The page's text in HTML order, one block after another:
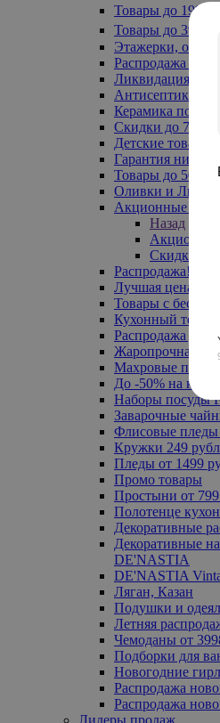
Товары до 199₽
Товары до 399₽
Этажерки,
Распродажа
Ликвидация до -
Антисептики
Керамика по 129
Скидки до 70%
Детские товары
Гарантия низкой
Товары до 500
Оливки и
Акционные
Назад
Акционные
Скидка
Распродажа!
Лучшая цена
Товары с
Кухонный
Распродажа до -
Жаропрочная
Махровые
До -50% на ковры
Наборы посуды
Заварочные
Флисовые пледы
Кружки 249
Пледы от 1499
Промо товары
Простыни от
Полотенце
Декоративные
Декоративные
DE'NASTIA
DE'NASTIA
Ляган, Казан
Подушки и
Летняя
Чемоданы от
Подборки для
Новогодние
Распродажа
Распродажа
Лидеры продаж